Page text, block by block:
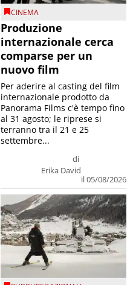
CINEMA
Produzione
internazionale cerca
comparse per un
nuovo film
di
Erika David
il 05/08/2026
Per aderire al casting del film
internazionale prodotto da
Panorama Films c'è tempo fino
al 31 agosto; le riprese si
terranno tra il 21 e 25
settembre...